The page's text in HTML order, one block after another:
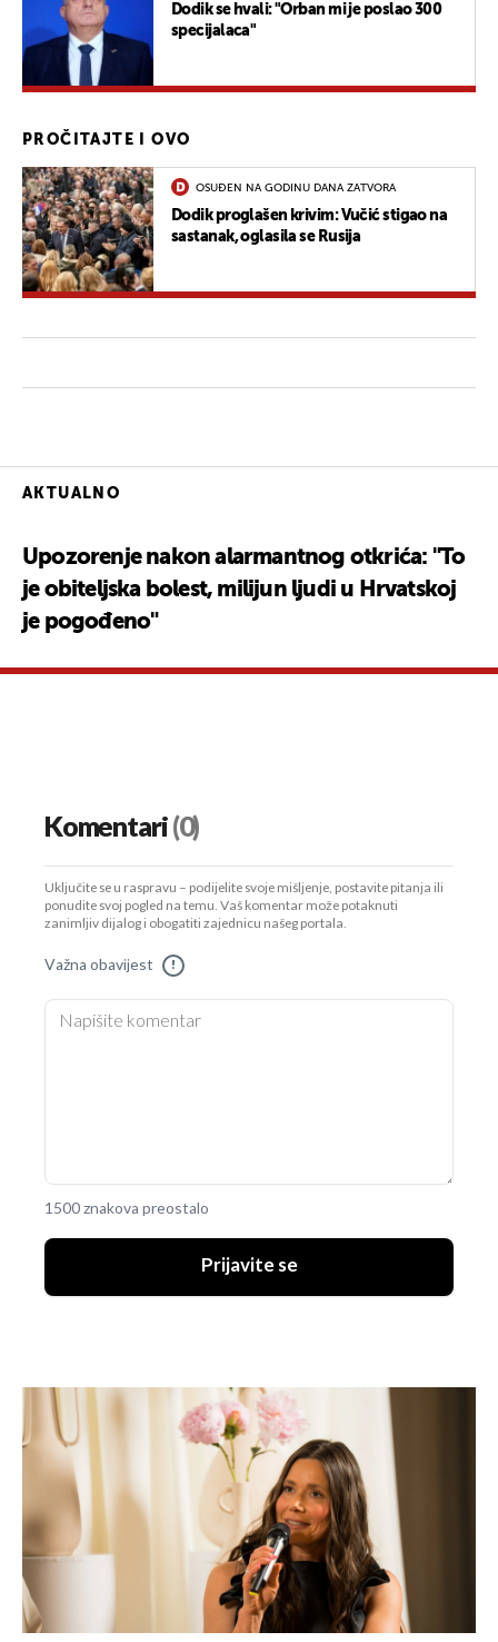
Dodik se hvali: "Orban mi je poslao 300
specijalaca"
PROČITAJTE I OVO
OSUĐEN NA GODINU DANA ZATVORA
Dodik proglašen krivim: Vučić stigao na
sastanak, oglasila se Rusija
AKTUALNO
Upozorenje nakon alarmantnog otkrića: "To
je obiteljska bolest, milijun ljudi u Hrvatskoj
je pogođeno"
Komentari(0)
Uključite se u raspravu – podijelite svoje mišljenje, postavite pitanja ili
ponudite svoj pogled na temu. Vaš komentar može potaknuti
zanimljiv dijalog i obogatiti zajednicu našeg portala.
Važna obavijest !
1500 znakova preostalo
Prijavite se